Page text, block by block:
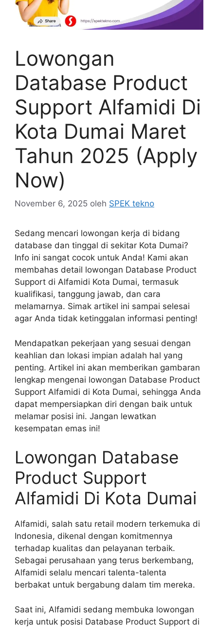
Lowongan
Database Product
Support Alfamidi Di
Kota Dumai Maret
Tahun 2025 (Apply
Now)
November 6, 2025 oleh SPEK tekno
Sedang mencari lowongan kerja di bidang
database dan tinggal di sekitar Kota Dumai?
Info ini sangat cocok untuk Anda! Kami akan
membahas detail lowongan Database Product
Support di Alfamidi Kota Dumai, termasuk
kualifikasi, tanggung jawab, dan cara
melamarnya. Simak artikel ini sampai selesai
agar Anda tidak ketinggalan informasi penting!
Mendapatkan pekerjaan yang sesuai dengan
keahlian dan lokasi impian adalah hal yang
penting. Artikel ini akan memberikan gambaran
lengkap mengenai lowongan Database Product
Support Alfamidi di Kota Dumai, sehingga Anda
dapat mempersiapkan diri dengan baik untuk
melamar posisi ini. Jangan lewatkan
kesempatan emas ini!
Lowongan Database
Product Support
Alfamidi Di Kota Dumai
Alfamidi, salah satu retail modern terkemuka di
Indonesia, dikenal dengan komitmennya
terhadap kualitas dan pelayanan terbaik.
Sebagai perusahaan yang terus berkembang,
Alfamidi selalu mencari talenta-talenta
berbakat untuk bergabung dalam tim mereka.
Saat ini, Alfamidi sedang membuka lowongan
kerja untuk posisi Database Product Support di